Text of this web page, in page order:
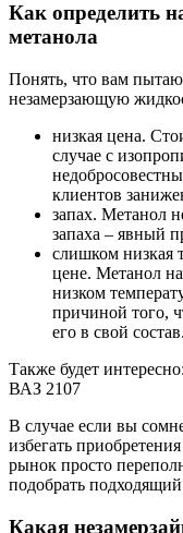
Как определить
метанола
Понять, что вам
незамерзающую
низкая цена.
случае с
клиентов
запах. Метанол
запаха – явный
слишком низкая
цене. Метанол
низком
причиной того,
его в свой состав.
Также будет
ВАЗ 2107
В случае если вы
избегать
рынок просто
подобрать подходящий
Какая